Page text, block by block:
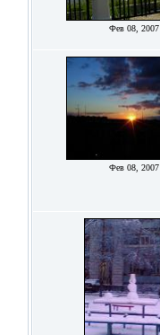
Фев 08, 2007
Фев 08, 2007